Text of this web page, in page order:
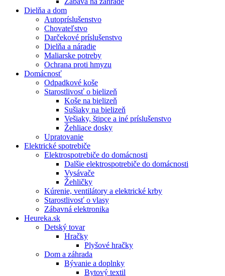
Dielňa a dom
Autopríslušenstvo
Chovateľstvo
Darčekové príslušenstvo
Dielňa a náradie
Maliarske potreby
Ochrana proti hmyzu
Domácnosť
Odpadkové koše
Starostlivosť o bielizeň
Koše na bielizeň
Sušiaky na bielizeň
Vešiaky, štipce a iné príslušenstvo
Žehliace dosky
Upratovanie
Elektrické spotrebiče
Elektrospotrebiče do domácnosti
Dalšie elektrospotrebiče do domácnosti
Vysávače
Žehličky
Kúrenie, ventilátory a elektrické krby
Starostlivosť o vlasy
Zábavná elektronika
Heureka.sk
Detský tovar
Hračky
Plyšové hračky
Dom a záhrada
Bývanie a doplnky
Bytový textil